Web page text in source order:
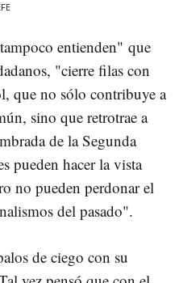
entienden" que
"cierre filas con
que no sólo contribuye a
sino que retrotrae a
de la Segunda
pueden hacer la vista
no pueden perdonar el
del pasado".
de ciego con su